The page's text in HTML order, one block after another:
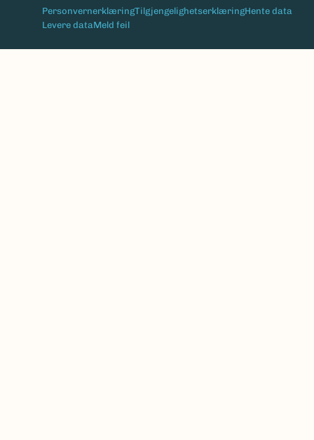
Bunntekst
PersonvernerklæringTilgjengelighetserklæringHente data
Levere dataMeld feil